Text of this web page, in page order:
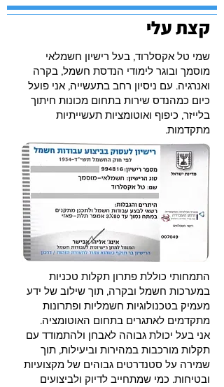
קצת עלי
שמי טל אקסלרוד, בעל רישיון חשמלאי
מוסמך ובוגר לימודי הנדסת חשמל, בקרה
ואנרגיה. עם ניסיון רחב בתעשייה, אני פועל
כיום כמהנדס שירות בתחום מכונות חיתוך
בלייזר, כיפוף ואוטומציות תעשייתיות
מתקדמות.
התמחותי כוללת פתרון תקלות טכניות
במערכות חשמל ובקרה, תוך שילוב של ידע
מעמיק בטכנולוגיות חשמליות ופתרונות
מתקדמים לאתגרים בתחום האוטומציה.
אני בעל יכולת גבוהה לאבחן ולהתמודד עם
תקלות מורכבות במהירות וביעילות, תוך
שמירה על סטנדרטים גבוהים של מקצועיות
ובטיחות. כמי שמתחייב לדיוק ולביצועים